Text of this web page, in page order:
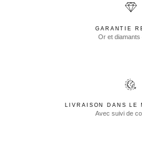
GARANTIE
Or et diamants
LIVRAISON DANS LE
Avec suivi de